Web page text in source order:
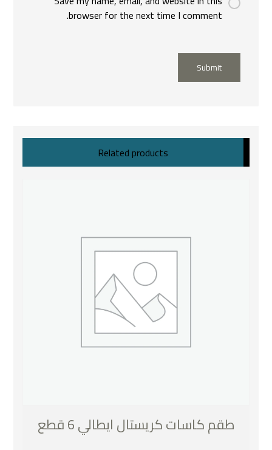
browser for the next time I comment.
Submit
Related products
طقم كاسات كريستال ايطالي 6 قطع